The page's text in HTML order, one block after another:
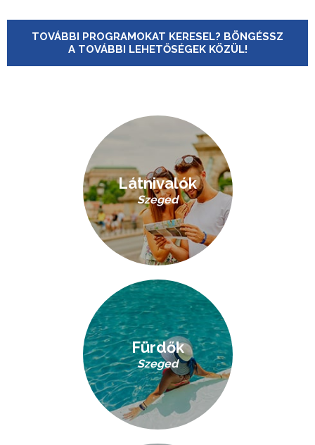
TOVÁBBI PROGRAMOKAT KERESEL? BÖNGÉSSZ
A TOVÁBBI LEHETŐSÉGEK KÖZÜL!
Látnivalók
Szeged
Fürdők
Szeged